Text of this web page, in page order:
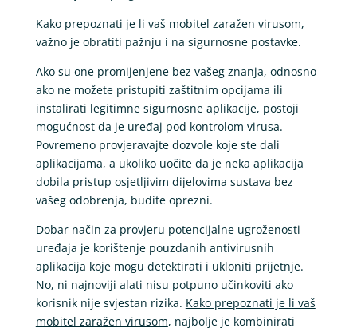
Kako prepoznati je li vaš mobitel zaražen virusom,
važno je obratiti pažnju i na sigurnosne postavke.
Ako su one promijenjene bez vašeg znanja, odnosno
ako ne možete pristupiti zaštitnim opcijama ili
instalirati legitimne sigurnosne aplikacije, postoji
mogućnost da je uređaj pod kontrolom virusa.
Povremeno provjeravajte dozvole koje ste dali
aplikacijama, a ukoliko uočite da je neka aplikacija
dobila pristup osjetljivim dijelovima sustava bez
vašeg odobrenja, budite oprezni.
Dobar način za provjeru potencijalne ugroženosti
uređaja je korištenje pouzdanih antivirusnih
aplikacija koje mogu detektirati i ukloniti prijetnje.
No, ni najnoviji alati nisu potpuno učinkoviti ako
korisnik nije svjestan rizika. Kako prepoznati je li vaš
mobitel zaražen virusom, najbolje je kombinirati